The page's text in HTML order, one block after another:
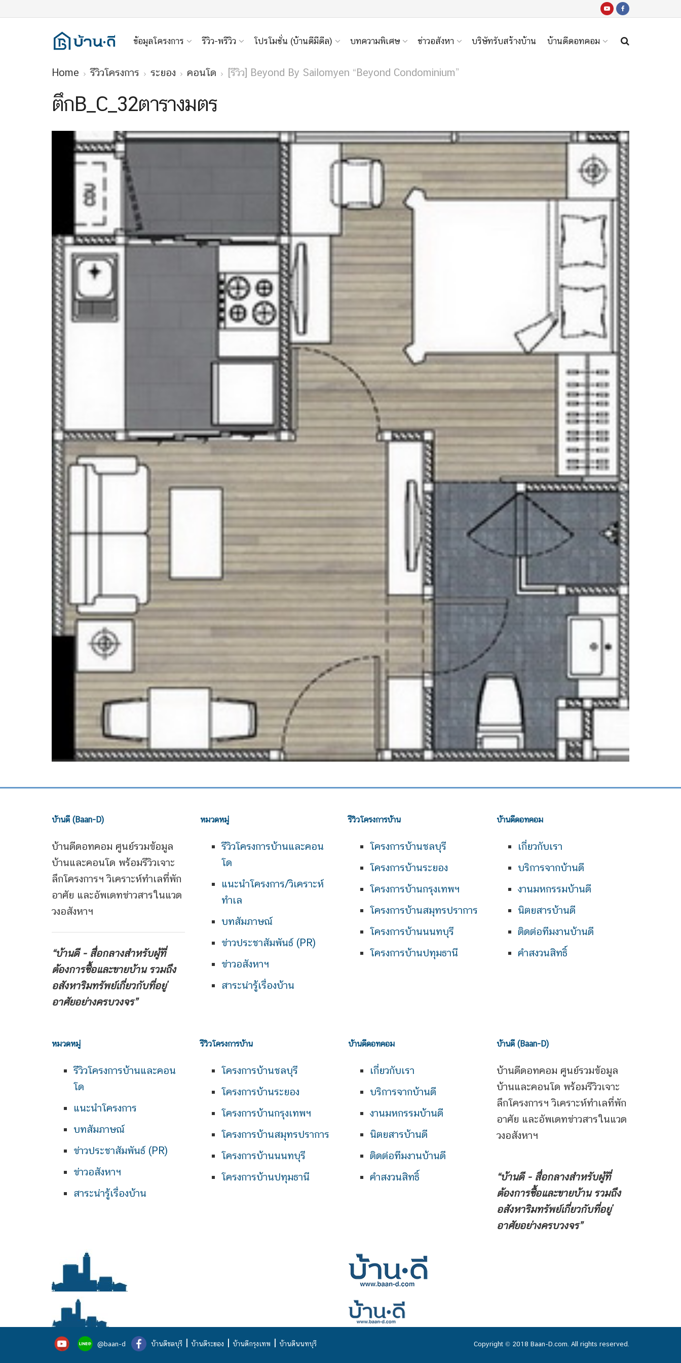
ข้อมูลโครงการ รีวิว-พรีวิว โปรโมชั่น (บ้านดีมีดีล) บทความพิเศษ ข่าวอสังหา บริษัทรับสร้างบ้าน บ้านดีดอทคอม
Home รีวิวโครงการ ระยอง คอนโด [รีวิว] Beyond By Sailomyen “Beyond Condominium”
ตึกB_C_32ตารางมตร
บ้านดี (Baan-D)
บ้านดีดอทคอม ศูนย์รวมข้อมูล
บ้านและคอนโด พร้อมรีวิวเจาะ
ลึกโครงการฯ วิเคราะห์ทำเลที่พัก
อาศัย และอัพเดทข่าวสารในแวด
วงอสังหาฯ
“บ้านดี - สื่อกลางสำหรับผู้ที่
ต้องการซื้อและขายบ้าน รวมถึง
อสังหาริมทรัพย์เกี่ยวกับที่อยู่
อาศัยอย่างครบวงจร”
หมวดหมู่
รีวิวโครงการบ้านและคอน
โด
แนะนำโครงการ/วิเคราะห์
ทำเล
บทสัมภาษณ์
ข่าวประชาสัมพันธ์ (PR)
ข่าวอสังหาฯ
สาระน่ารู้เรื่องบ้าน
รีวิวโครงการบ้าน
โครงการบ้านชลบุรี
โครงการบ้านระยอง
โครงการบ้านกรุงเทพฯ
โครงการบ้านสมุทรปราการ
โครงการบ้านนนทบุรี
โครงการบ้านปทุมธานี
บ้านดีดอทคอม
เกี่ยวกับเรา
บริการจากบ้านดี
งานมหกรรมบ้านดี
นิตยสารบ้านดี
ติดต่อทีมงานบ้านดี
คำสงวนสิทธิ์
หมวดหมู่
รีวิวโครงการบ้านและคอน
โด
แนะนำโครงการ
บทสัมภาษณ์
ข่าวประชาสัมพันธ์ (PR)
ข่าวอสังหาฯ
สาระน่ารู้เรื่องบ้าน
รีวิวโครงการบ้าน
โครงการบ้านชลบุรี
โครงการบ้านระยอง
โครงการบ้านกรุงเทพฯ
โครงการบ้านสมุทรปราการ
โครงการบ้านนนทบุรี
โครงการบ้านปทุมธานี
บ้านดีดอทคอม
เกี่ยวกับเรา
บริการจากบ้านดี
งานมหกรรมบ้านดี
นิตยสารบ้านดี
ติดต่อทีมงานบ้านดี
คำสงวนสิทธิ์
บ้านดี (Baan-D)
บ้านดีดอทคอม ศูนย์รวมข้อมูล
บ้านและคอนโด พร้อมรีวิวเจาะ
ลึกโครงการฯ วิเคราะห์ทำเลที่พัก
อาศัย และอัพเดทข่าวสารในแวด
วงอสังหาฯ
“บ้านดี - สื่อกลางสำหรับผู้ที่
ต้องการซื้อและขายบ้าน รวมถึง
อสังหาริมทรัพย์เกี่ยวกับที่อยู่
อาศัยอย่างครบวงจร”
@baan-d บ้านดีชลบุรี บ้านดีระยอง บ้านดีกรุงเทพ บ้านดีนนทบุรี Copyright © 2018 Baan-D.com. All rights reserved.